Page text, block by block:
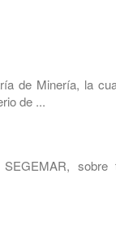
de Minería, la
de ...
sobre